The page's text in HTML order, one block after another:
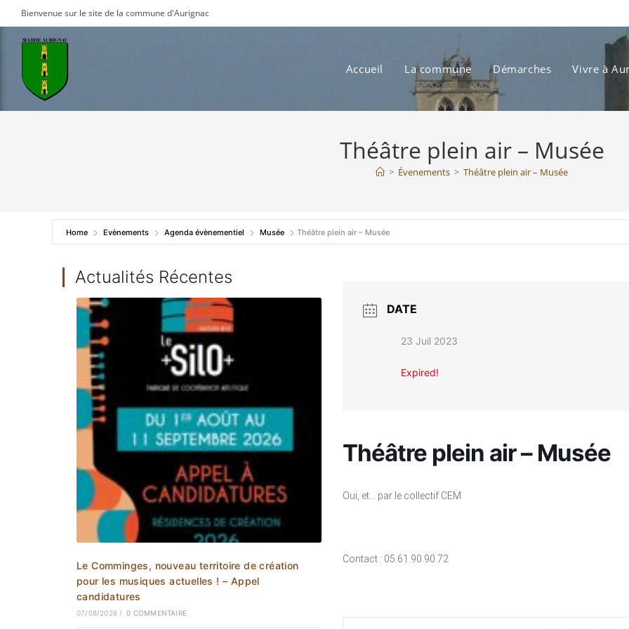
to
content
Bienvenue sur le site de la commune d'Aurignac
Accueil La commune Démarches Vivre à
Théâtre plein air – Musée
> Évenements > Théâtre plein air – Musée
Home Evènements Agenda évènementiel Musée Théâtre plein air – Musée
Actualités Récentes
Le Comminges, nouveau territoire de création
pour les musiques actuelles ! – Appel
candidatures
07/08/2026 / 0 COMMENTAIRE
DATE
23 Juil 2023
Expired!
Théâtre plein air – Musée
Oui, et… par le collectif CEM
Contact : 05.61.90.90.72